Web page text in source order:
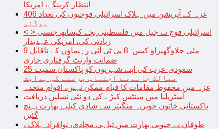
انتظار کرینگے، امریکا
غزہ کے آپریشن میں ہلاک اسرائیلی فوجیوں کی تعداد 406
ہوگئی
< > اسرائیلی فوج نے جیل میں فلسطینی بچے کیساتھ جنسی
زیادتی کی، امریکی عہدیدار
9 مئی جلاؤگھیراؤ کیس: 8 پی ٹی آئی رہنماؤں کے ناقابل
ضمانت وارنٹ گرفتاری جاری
سعودی عرب کی اپنے شہریوں کو پاکستان سمیت 25
ممالک جانے سے اجتناب برتنے کی ہدایت
غزہ میں محفوظ مقامات کا قیام ممکن نہیں، اقوام متحدہ
آسٹریلیا میں مینٹس کیڑے کی دو نئی نسلیں دریافت
پاکستانی خاتون جویریہ منگیتر سے شادی کیلیے بھارت پہنچ
گئیں
طوفان نے جنوبی بھارت میں تباہی مچادی، نوافراد ہلاک ،